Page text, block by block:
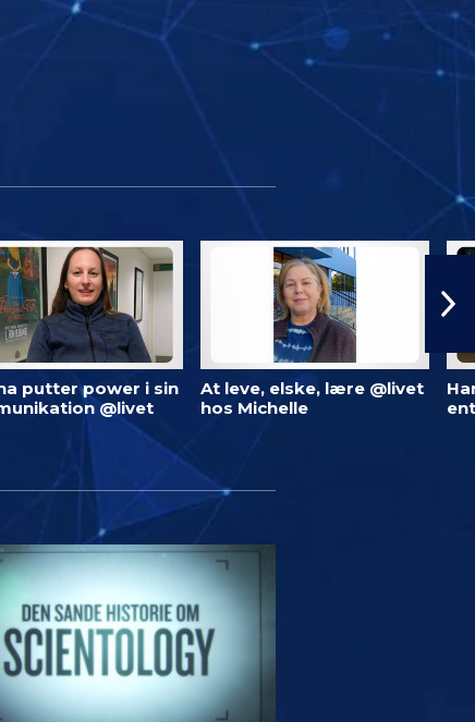
putter power i sin
@livet
At leve, elske, lære @livet
hos Michelle